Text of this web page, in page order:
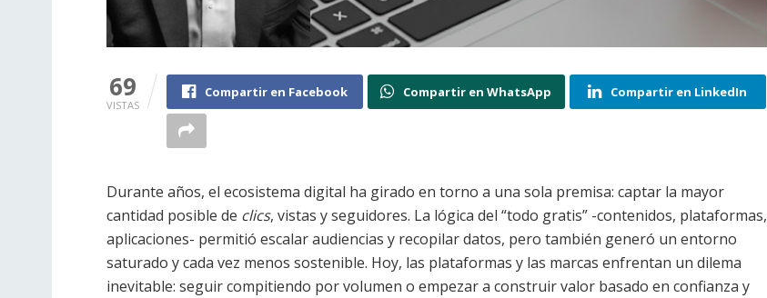
69
VISTAS
Compartir en Facebook Compartir en WhatsApp Compartir en LinkedIn
Durante años, el ecosistema digital ha girado en torno a una sola premisa: captar la mayor
cantidad posible de clics, vistas y seguidores. La lógica del “todo gratis” -contenidos, plataformas,
aplicaciones- permitió escalar audiencias y recopilar datos, pero también generó un entorno
saturado y cada vez menos sostenible. Hoy, las plataformas y las marcas enfrentan un dilema
inevitable: seguir compitiendo por volumen o empezar a construir valor basado en confianza y